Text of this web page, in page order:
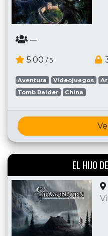
─
5.00 / 5
Aventura Videojuegos
Tomb Raider
China
EL HIJO